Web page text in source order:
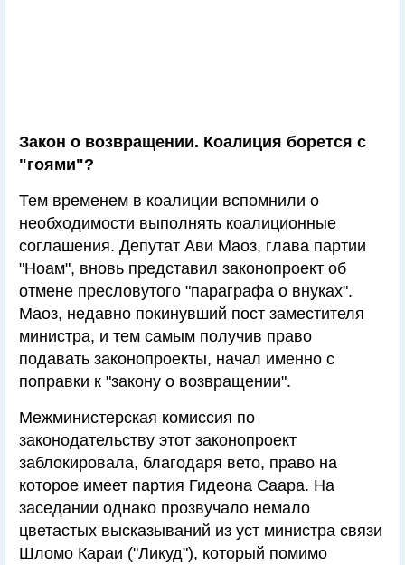
Закон о возвращении. Коалиция борется с
"гоями"?
Тем временем в коалиции вспомнили о
необходимости выполнять коалиционные
соглашения. Депутат Ави Маоз, глава партии
"Ноам", вновь представил законопроект об
отмене пресловутого "параграфа о внуках".
Маоз, недавно покинувший пост заместителя
министра, и тем самым получив право
подавать законопроекты, начал именно с
поправки к "закону о возвращении".
Межминистерская комиссия по
законодательству этот законопроект
заблокировала, благодаря вето, право на
которое имеет партия Гидеона Саара. На
заседании однако прозвучало немало
цветастых высказываний из уст министра связи
Шломо Караи ("Ликуд"), который помимо